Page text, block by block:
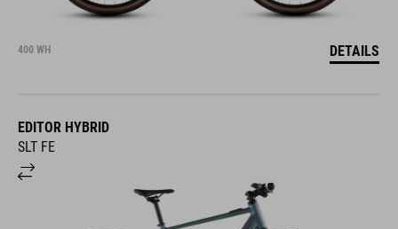
400 WH DETAILS
EDITOR HYBRID
SLT FE